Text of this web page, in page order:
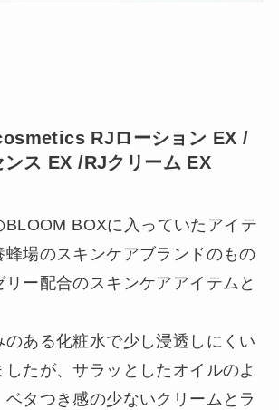
RJローション EX /
ス EX /RJクリーム EX
BLOOM BOXに入っていたアイテ
蜂場のスキンケアブランドのもの
ー配合のスキンケアアイテムと
のある化粧水で少し浸透しにくい
したが、サラッとしたオイルのよ
ベタつき感の少ないクリームとラ